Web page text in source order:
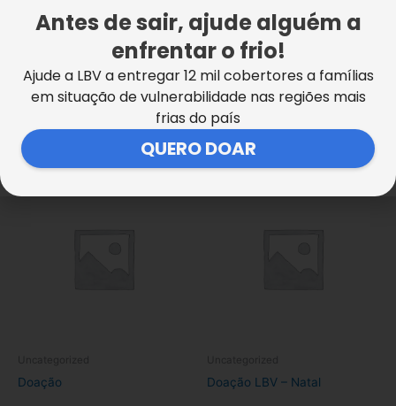
vez que eu comentar.
Projetos relacionados
Doação
produto
Doação LBV – Natal
produto
na
Antes de sair, ajude alguém a
enfrentar o frio!
Ajude a LBV a entregar 12 mil cobertores a famílias
em situação de vulnerabilidade nas regiões mais
frias do país
QUERO DOAR